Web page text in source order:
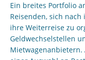
Ein breites Portfolio
Reisenden, sich
ihre Weiterreise zu
Geldwechselstellen